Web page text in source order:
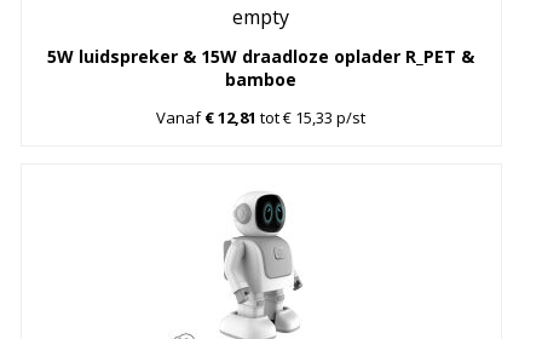
empty
5W luidspreker & 15W draadloze oplader R_PET &
bamboe
Vanaf€ 12,81 tot € 15,33 p/st